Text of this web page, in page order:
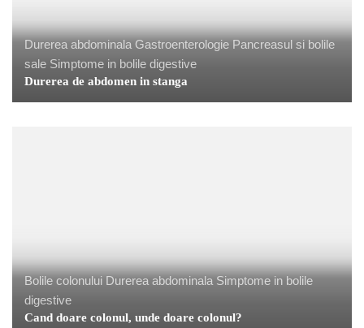
Durerea abdominala Gastroenterologie Pancreasul si bolile
sale Simptome in bolile digestive
Durerea de abdomen in stanga
Bolile colonului Durerea abdominala Simptome in bolile
digestive
Cand doare colonul, unde doare colonul?